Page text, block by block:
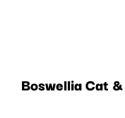
Boswellia Cat